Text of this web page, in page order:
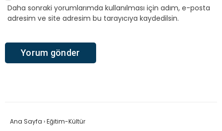
Daha sonraki yorumlarımda kullanılması için adım, e-posta
adresim ve site adresim bu tarayıcıya kaydedilsin.
Ana Sayfa ›Eğitim-Kültür